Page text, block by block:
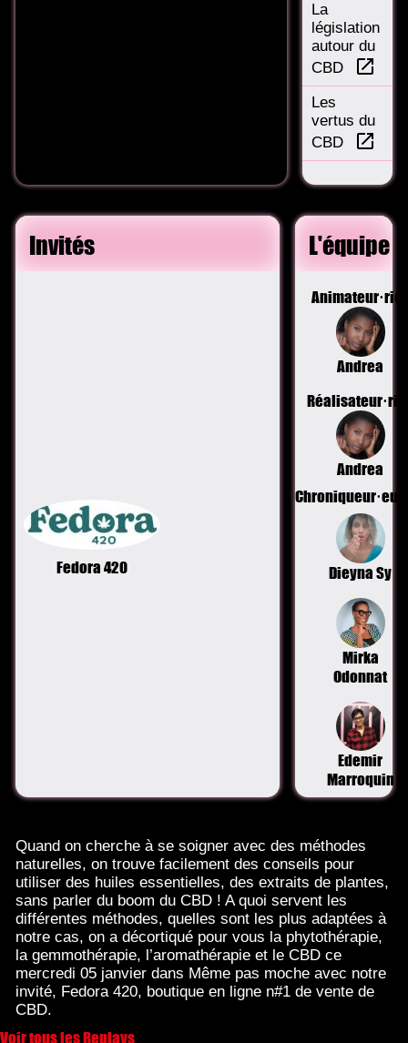
La
législation
autour du
CBD
launch
Les
vertus du
CBD
launch
Invités
Fedora 420
L'équipe
Andrea
Andrea
Dieyna Sy
Mirka
Odonnat
Edemir
Marroquin
Quand on cherche à se soigner avec des méthodes
naturelles, on trouve facilement des conseils pour
utiliser des huiles essentielles, des extraits de plantes,
sans parler du boom du CBD ! A quoi servent les
différentes méthodes, quelles sont les plus adaptées à
notre cas, on a décortiqué pour vous la phytothérapie,
la gemmothérapie, l’aromathérapie et le CBD ce
mercredi 05 janvier dans Même pas moche avec notre
invité, Fedora 420, boutique en ligne n#1 de vente de
CBD.
Voir tous les Replays